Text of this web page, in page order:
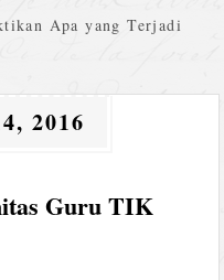
Apa yang Terjadi
2016
Guru TIK